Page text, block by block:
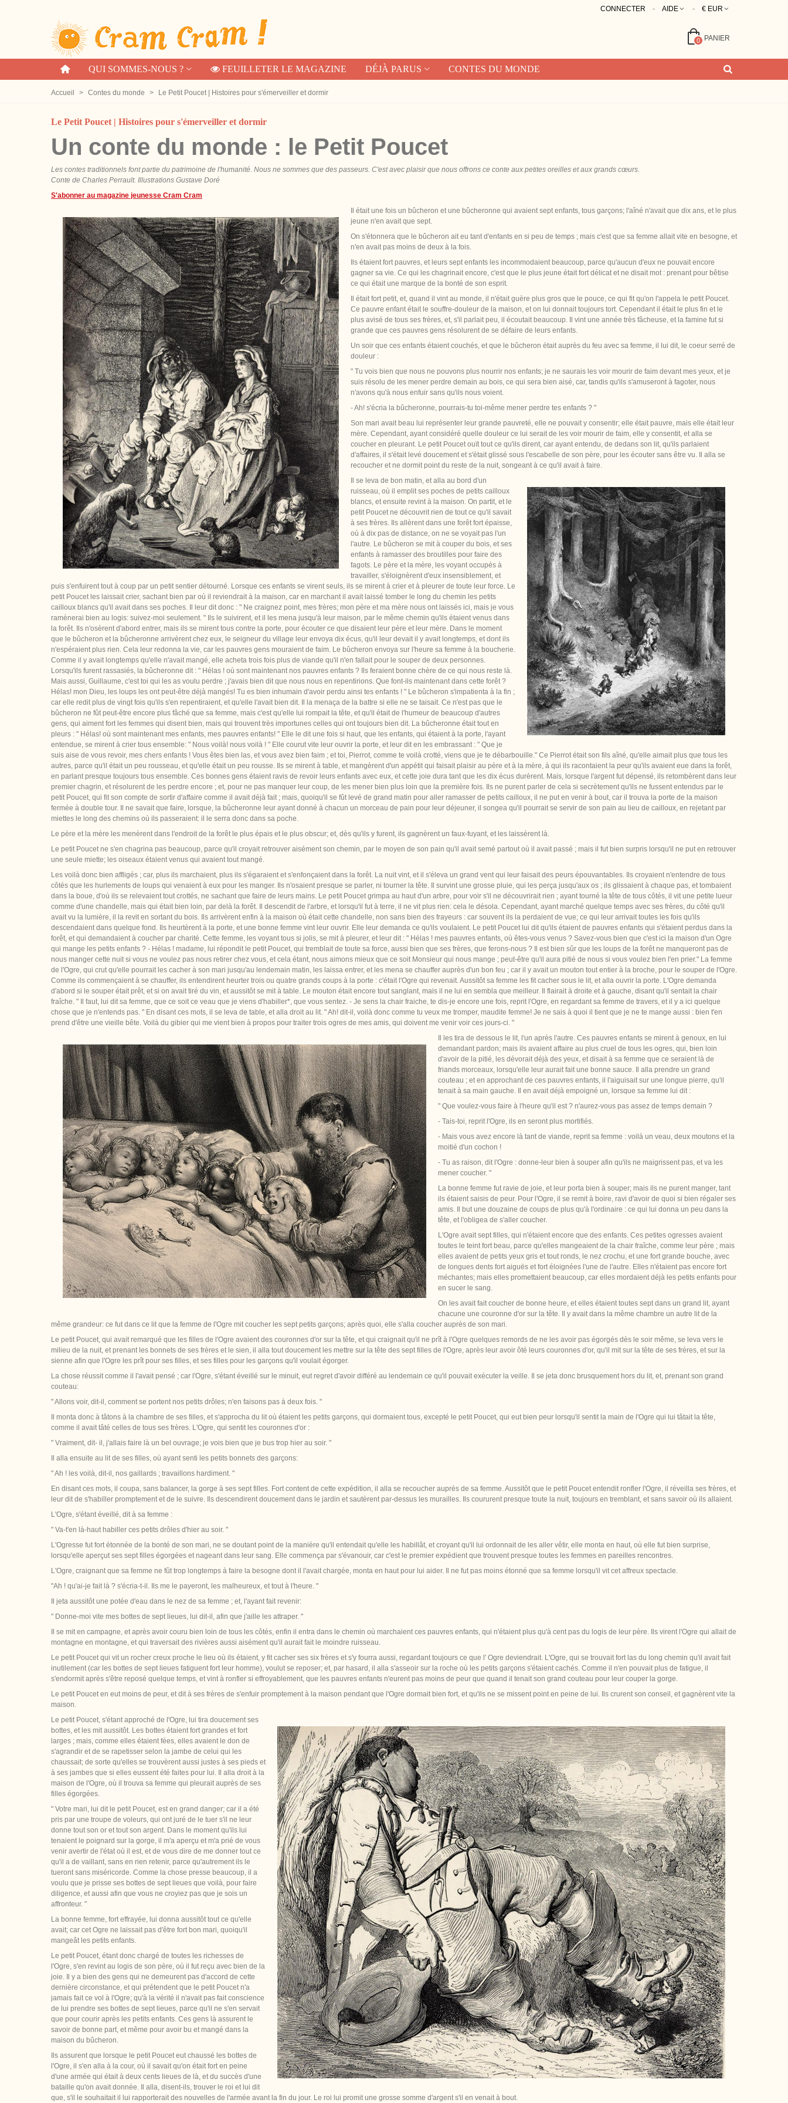
CONNECTER AIDE € EUR
0 PANIER
QUI SOMMES-NOUS ? FEUILLETER LE MAGAZINE DÉJÀ PARUS CONTES DU MONDE
Accueil > Contes du monde > Le Petit Poucet | Histoires pour s'émerveiller et dormir
Le Petit Poucet | Histoires pour s'émerveiller et dormir
Un conte du monde : le Petit Poucet
Les contes traditionnels font partie du patrimoine de l'humanité. Nous ne sommes que des passeurs. C'est avec plaisir que nous offrons ce conte aux petites oreilles et aux grands cœurs.
Conte de Charles Perrault. Illustrations Gustave Doré
S'abonner au magazine jeunesse Cram Cram
Il était une fois un bûcheron et une bûcheronne qui avaient sept enfants, tous garçons; l'aîné n'avait que dix ans, et le plus
jeune n'en avait que sept.
On s'étonnera que le bûcheron ait eu tant d'enfants en si peu de temps ; mais c'est que sa femme allait vite en besogne, et
n'en avait pas moins de deux à la fois.
Ils étaient fort pauvres, et leurs sept enfants les incommodaient beaucoup, parce qu'aucun d'eux ne pouvait encore
gagner sa vie. Ce qui les chagrinait encore, c'est que le plus jeune était fort délicat et ne disait mot : prenant pour bêtise
ce qui était une marque de la bonté de son esprit.
Il était fort petit, et, quand il vint au monde, il n'était guère plus gros que le pouce, ce qui fit qu'on l'appela le petit Poucet.
Ce pauvre enfant était le souffre-douleur de la maison, et on lui donnait toujours tort. Cependant il était le plus fin et le
plus avisé de tous ses frères, et, s'il parlait peu, il écoutait beaucoup. Il vint une année très fâcheuse, et la famine fut si
grande que ces pauvres gens résolurent de se défaire de leurs enfants.
Un soir que ces enfants étaient couchés, et que le bûcheron était auprès du feu avec sa femme, il lui dit, le coeur serré de
douleur :
" Tu vois bien que nous ne pouvons plus nourrir nos enfants; je ne saurais les voir mourir de faim devant mes yeux, et je
suis résolu de les mener perdre demain au bois, ce qui sera bien aisé, car, tandis qu'ils s'amuseront à fagoter, nous
n'avons qu'à nous enfuir sans qu'ils nous voient.
- Ah! s'écria la bûcheronne, pourrais-tu toi-même mener perdre tes enfants ? "
Son mari avait beau lui représenter leur grande pauvreté, elle ne pouvait y consentir; elle était pauvre, mais elle était leur
mère. Cependant, ayant considéré quelle douleur ce lui serait de les voir mourir de faim, elle y consentit, et alla se
coucher en pleurant. Le petit Poucet ouït tout ce qu'ils dirent, car ayant entendu, de dedans son lit, qu'ils parlaient
d'affaires, il s'était levé doucement et s'était glissé sous l'escabelle de son père, pour les écouter sans être vu. Il alla se
recoucher et ne dormit point du reste de la nuit, songeant à ce qu'il avait à faire.
Il se leva de bon matin, et alla au bord d'un
ruisseau, où il emplit ses poches de petits cailloux
blancs, et ensuite revint à la maison. On partit, et le
petit Poucet ne découvrit rien de tout ce qu'il savait
à ses frères. Ils allèrent dans une forêt fort épaisse,
où à dix pas de distance, on ne se voyait pas l'un
l'autre. Le bûcheron se mit à couper du bois, et ses
enfants à ramasser des broutilles pour faire des
fagots. Le père et la mère, les voyant occupés à
travailler, s'éloignèrent d'eux insensiblement, et
puis s'enfuirent tout à coup par un petit sentier détourné. Lorsque ces enfants se virent seuls, ils se mirent à crier et à pleurer de toute leur force. Le
petit Poucet les laissait crier, sachant bien par où il reviendrait à la maison, car en marchant il avait laissé tomber le long du chemin les petits
cailloux blancs qu'il avait dans ses poches. Il leur dit donc : " Ne craignez point, mes frères; mon père et ma mère nous ont laissés ici, mais je vous
ramènerai bien au logis: suivez-moi seulement. " Ils le suivirent, et il les mena jusqu'à leur maison, par le même chemin qu'ils étaient venus dans
la forêt. Ils n'osèrent d'abord entrer, mais ils se mirent tous contre la porte, pour écouter ce que disaient leur père et leur mère. Dans le moment
que le bûcheron et la bûcheronne arrivèrent chez eux, le seigneur du village leur envoya dix écus, qu'il leur devait il y avait longtemps, et dont ils
n'espéraient plus rien. Cela leur redonna la vie, car les pauvres gens mouraient de faim. Le bûcheron envoya sur l'heure sa femme à la boucherie.
Comme il y avait longtemps qu'elle n'avait mangé, elle acheta trois fois plus de viande qu'il n'en fallait pour le souper de deux personnes.
Lorsqu'ils furent rassasiés, la bûcheronne dit : " Hélas ! où sont maintenant nos pauvres enfants ? Ils feraient bonne chère de ce qui nous reste là.
Mais aussi, Guillaume, c'est toi qui les as voulu perdre ; j'avais bien dit que nous nous en repentirions. Que font-ils maintenant dans cette forêt ?
Hélas! mon Dieu, les loups les ont peut-être déjà mangés! Tu es bien inhumain d'avoir perdu ainsi tes enfants ! " Le bûcheron s'impatienta à la fin ;
car elle redit plus de vingt fois qu'ils s'en repentiraient, et qu'elle l'avait bien dit. Il la menaça de la battre si elle ne se taisait. Ce n'est pas que le
bûcheron ne fût peut-être encore plus fâché que sa femme, mais c'est qu'elle lui rompait la tête, et qu'il était de l'humeur de beaucoup d'autres
gens, qui aiment fort les femmes qui disent bien, mais qui trouvent très importunes celles qui ont toujours bien dit. La bûcheronne était tout en
pleurs : " Hélas! où sont maintenant mes enfants, mes pauvres enfants! " Elle le dit une fois si haut, que les enfants, qui étaient à la porte, l'ayant
entendue, se mirent à crier tous ensemble: " Nous voilà! nous voilà ! " Elle courut vite leur ouvrir la porte, et leur dit en les embrassant : " Que je
suis aise de vous revoir, mes chers enfants ! Vous êtes bien las, et vous avez bien faim ; et toi, Pierrot, comme te voilà crotté, viens que je te débarbouille." Ce Pierrot était son fils aîné, qu'elle aimait plus que tous les
autres, parce qu'il était un peu rousseau, et qu'elle était un peu rousse. Ils se mirent à table, et mangèrent d'un appétit qui faisait plaisir au père et à la mère, à qui ils racontaient la peur qu'ils avaient eue dans la forêt,
en parlant presque toujours tous ensemble. Ces bonnes gens étaient ravis de revoir leurs enfants avec eux, et cette joie dura tant que les dix écus durèrent. Mais, lorsque l'argent fut dépensé, ils retombèrent dans leur
premier chagrin, et résolurent de les perdre encore ; et, pour ne pas manquer leur coup, de les mener bien plus loin que la première fois. Ils ne purent parler de cela si secrètement qu'ils ne fussent entendus par le
petit Poucet, qui fit son compte de sortir d'affaire comme il avait déjà fait ; mais, quoiqu'il se fût levé de grand matin pour aller ramasser de petits cailloux, il ne put en venir à bout, car il trouva la porte de la maison
fermée à double tour. Il ne savait que faire, lorsque, la bûcheronne leur ayant donné à chacun un morceau de pain pour leur déjeuner, il songea qu'il pourrait se servir de son pain au lieu de cailloux, en rejetant par
miettes le long des chemins où ils passeraient: il le serra donc dans sa poche.
Le père et la mère les menèrent dans l'endroit de la forêt le plus épais et le plus obscur; et, dès qu'ils y furent, ils gagnèrent un faux-fuyant, et les laissèrent là.
Le petit Poucet ne s'en chagrina pas beaucoup, parce qu'il croyait retrouver aisément son chemin, par le moyen de son pain qu'il avait semé partout où il avait passé ; mais il fut bien surpris lorsqu'il ne put en retrouver
une seule miette; les oiseaux étaient venus qui avaient tout mangé.
Les voilà donc bien affligés ; car, plus ils marchaient, plus ils s'égaraient et s'enfonçaient dans la forêt. La nuit vint, et il s'éleva un grand vent qui leur faisait des peurs épouvantables. Ils croyaient n'entendre de tous
côtés que les hurlements de loups qui venaient à eux pour les manger. Ils n'osaient presque se parler, ni tourner la tête. Il survint une grosse pluie, qui les perça jusqu'aux os ; ils glissaient à chaque pas, et tombaient
dans la boue, d'où ils se relevaient tout crottés, ne sachant que faire de leurs mains. Le petit Poucet grimpa au haut d'un arbre, pour voir s'il ne découvrirait rien ; ayant tourné la tête de tous côtés, il vit une petite lueur
comme d'une chandelle, mais qui était bien loin, par delà la forêt. Il descendit de l'arbre, et lorsqu'il fut à terre, il ne vit plus rien: cela le désola. Cependant, ayant marché quelque temps avec ses frères, du côté qu'il
avait vu la lumière, il la revit en sortant du bois. Ils arrivèrent enfin à la maison où était cette chandelle, non sans bien des frayeurs : car souvent ils la perdaient de vue; ce qui leur arrivait toutes les fois qu'ils
descendaient dans quelque fond. Ils heurtèrent à la porte, et une bonne femme vint leur ouvrir. Elle leur demanda ce qu'ils voulaient. Le petit Poucet lui dit qu'ils étaient de pauvres enfants qui s'étaient perdus dans la
forêt, et qui demandaient à coucher par charité. Cette femme, les voyant tous si jolis, se mit à pleurer, et leur dit : " Hélas ! mes pauvres enfants, où êtes-vous venus ? Savez-vous bien que c'est ici la maison d'un Ogre
qui mange les petits enfants ? - Hélas ! madame, lui répondit le petit Poucet, qui tremblait de toute sa force, aussi bien que ses frères, que ferons-nous ? Il est bien sûr que les loups de la forêt ne manqueront pas de
nous manger cette nuit si vous ne voulez pas nous retirer chez vous, et cela étant, nous aimons mieux que ce soit Monsieur qui nous mange ; peut-être qu'il aura pitié de nous si vous voulez bien l'en prier." La femme
de l'Ogre, qui crut qu'elle pourrait les cacher à son mari jusqu'au lendemain matin, les laissa entrer, et les mena se chauffer auprès d'un bon feu ; car il y avait un mouton tout entier à la broche, pour le souper de l'Ogre.
Comme ils commençaient à se chauffer, ils entendirent heurter trois ou quatre grands coups à la porte : c'était l'Ogre qui revenait. Aussitôt sa femme les fit cacher sous le lit, et alla ouvrir la porte. L'Ogre demanda
d'abord si le souper était prêt, et si on avait tiré du vin, et aussitôt se mit à table. Le mouton était encore tout sanglant, mais il ne lui en sembla que meilleur. Il flairait à droite et à gauche, disant qu'il sentait la chair
fraîche. " Il faut, lui dit sa femme, que ce soit ce veau que je viens d'habiller*, que vous sentez. - Je sens la chair fraiche, te dis-je encore une fois, reprit l'Ogre, en regardant sa femme de travers, et il y a ici quelque
chose que je n'entends pas. " En disant ces mots, il se leva de table, et alla droit au lit. " Ah! dit-il, voilà donc comme tu veux me tromper, maudite femme! Je ne sais à quoi il tient que je ne te mange aussi : bien t'en
prend d'être une vieille bête. Voilà du gibier qui me vient bien à propos pour traiter trois ogres de mes amis, qui doivent me venir voir ces jours-ci. "
Il les tira de dessous le lit, l'un après l'autre. Ces pauvres enfants se mirent à genoux, en lui
demandant pardon; mais ils avaient affaire au plus cruel de tous les ogres, qui, bien loin
d'avoir de la pitié, les dévorait déjà des yeux, et disait à sa femme que ce seraient là de
friands morceaux, lorsqu'elle leur aurait fait une bonne sauce. Il alla prendre un grand
couteau ; et en approchant de ces pauvres enfants, il l'aiguisait sur une longue pierre, qu'il
tenait à sa main gauche. Il en avait déjà empoigné un, lorsque sa femme lui dit :
" Que voulez-vous faire à l'heure qu'il est ? n'aurez-vous pas assez de temps demain ?
- Tais-toi, reprit l'Ogre, ils en seront plus mortifiés.
- Mais vous avez encore là tant de viande, reprit sa femme : voilà un veau, deux moutons et la
moitié d'un cochon !
- Tu as raison, dit l'Ogre : donne-leur bien à souper afin qu'ils ne maigrissent pas, et va les
mener coucher. "
La bonne femme fut ravie de joie, et leur porta bien à souper; mais ils ne purent manger, tant
ils étaient saisis de peur. Pour l'Ogre, il se remit à boire, ravi d'avoir de quoi si bien régaler ses
amis. Il but une douzaine de coups de plus qu'à l'ordinaire : ce qui lui donna un peu dans la
tête, et l'obligea de s'aller coucher.
L'Ogre avait sept filles, qui n'étaient encore que des enfants. Ces petites ogresses avaient
toutes le teint fort beau, parce qu'elles mangeaient de la chair fraîche, comme leur père ; mais
elles avaient de petits yeux gris et tout ronds, le nez crochu, et une fort grande bouche, avec
de longues dents fort aiguës et fort éloignées l'une de l'autre. Elles n'étaient pas encore fort
méchantes; mais elles promettaient beaucoup, car elles mordaient déjà les petits enfants pour
en sucer le sang.
On les avait fait coucher de bonne heure, et elles étaient toutes sept dans un grand lit, ayant
chacune une couronne d'or sur la tête. Il y avait dans la même chambre un autre lit de la
même grandeur: ce fut dans ce lit que la femme de l'Ogre mit coucher les sept petits garçons; après quoi, elle s'alla coucher auprès de son mari.
Le petit Poucet, qui avait remarqué que les filles de l'Ogre avaient des couronnes d'or sur la tête, et qui craignait qu'il ne prît à l'Ogre quelques remords de ne les avoir pas égorgés dès le soir même, se leva vers le
milieu de la nuit, et prenant les bonnets de ses frères et le sien, il alla tout doucement les mettre sur la tête des sept filles de l'Ogre, après leur avoir ôté leurs couronnes d'or, qu'il mit sur la tête de ses frères, et sur la
sienne afin que l'Ogre les prît pour ses filles, et ses filles pour les garçons qu'il voulait égorger.
La chose réussit comme il l'avait pensé ; car l'Ogre, s'étant éveillé sur le minuit, eut regret d'avoir différé au lendemain ce qu'il pouvait exécuter la veille. Il se jeta donc brusquement hors du lit, et, prenant son grand
couteau:
" Allons voir, dit-il, comment se portent nos petits drôles; n'en faisons pas à deux fois. "
Il monta donc à tâtons à la chambre de ses filles, et s'approcha du lit où étaient les petits garçons, qui dormaient tous, excepté le petit Poucet, qui eut bien peur lorsqu'il sentit la main de l'Ogre qui lui tâtait la tête,
comme il avait tâté celles de tous ses frères. L'Ogre, qui sentit les couronnes d'or :
" Vraiment, dit- il, j'allais faire là un bel ouvrage; je vois bien que je bus trop hier au soir. "
Il alla ensuite au lit de ses filles, où ayant senti les petits bonnets des garçons:
" Ah ! les voilà, dit-il, nos gaillards ; travaillons hardiment. "
En disant ces mots, il coupa, sans balancer, la gorge à ses sept filles. Fort content de cette expédition, il alla se recoucher auprès de sa femme. Aussitôt que le petit Poucet entendit ronfler l'Ogre, il réveilla ses frères, et
leur dit de s'habiller promptement et de le suivre. Ils descendirent doucement dans le jardin et sautèrent par-dessus les murailles. Ils coururent presque toute la nuit, toujours en tremblant, et sans savoir où ils allaient.
L'Ogre, s'étant éveillé, dit à sa femme :
" Va-t'en là-haut habiller ces petits drôles d'hier au soir. "
L'Ogresse fut fort étonnée de la bonté de son mari, ne se doutant point de la manière qu'il entendait qu'elle les habillât, et croyant qu'il lui ordonnait de les aller vêtir, elle monta en haut, où elle fut bien surprise,
lorsqu'elle aperçut ses sept filles égorgées et nageant dans leur sang. Elle commença par s'évanouir, car c'est le premier expédient que trouvent presque toutes les femmes en pareilles rencontres.
L'Ogre, craignant que sa femme ne fût trop longtemps à faire la besogne dont il l'avait chargée, monta en haut pour lui aider. Il ne fut pas moins étonné que sa femme lorsqu'il vit cet affreux spectacle.
"Ah ! qu'ai-je fait là ? s'écria-t-il. Ils me le payeront, les malheureux, et tout à l'heure. "
Il jeta aussitôt une potée d'eau dans le nez de sa femme ; et, l'ayant fait revenir:
" Donne-moi vite mes bottes de sept lieues, lui dit-il, afin que j'aille les attraper. "
Il se mit en campagne, et après avoir couru bien loin de tous les côtés, enfin il entra dans le chemin où marchaient ces pauvres enfants, qui n'étaient plus qu'à cent pas du logis de leur père. Ils virent l'Ogre qui allait de
montagne en montagne, et qui traversait des rivières aussi aisément qu'il aurait fait le moindre ruisseau.
Le petit Poucet qui vit un rocher creux proche le lieu où ils étaient, y fit cacher ses six frères et s'y fourra aussi, regardant toujours ce que l' Ogre deviendrait. L'Ogre, qui se trouvait fort las du long chemin qu'il avait fait
inutilement (car les bottes de sept lieues fatiguent fort leur homme), voulut se reposer; et, par hasard, il alla s'asseoir sur la roche où les petits garçons s'étaient cachés. Comme il n'en pouvait plus de fatigue, il
s'endormit après s'être reposé quelque temps, et vint à ronfler si effroyablement, que les pauvres enfants n'eurent pas moins de peur que quand il tenait son grand couteau pour leur couper la gorge.
Le petit Poucet en eut moins de peur, et dit à ses frères de s'enfuir promptement à la maison pendant que l'Ogre dormait bien fort, et qu'ils ne se missent point en peine de lui. Ils crurent son conseil, et gagnèrent vite la
maison.
Le petit Poucet, s'étant approché de l'Ogre, lui tira doucement ses
bottes, et les mit aussitôt. Les bottes étaient fort grandes et fort
larges ; mais, comme elles étaient fées, elles avaient le don de
s'agrandir et de se rapetisser selon la jambe de celui qui les
chaussait; de sorte qu'elles se trouvèrent aussi justes à ses pieds et
à ses jambes que si elles eussent été faites pour lui. Il alla droit à la
maison de l'Ogre, où il trouva sa femme qui pleurait auprès de ses
filles égorgées.
" Votre mari, lui dit le petit Poucet, est en grand danger; car il a été
pris par une troupe de voleurs, qui ont juré de le tuer s'il ne leur
donne tout son or et tout son argent. Dans le moment qu'ils lui
tenaient le poignard sur la gorge, il m'a aperçu et m'a prié de vous
venir avertir de l'état où il est, et de vous dire de me donner tout ce
qu'il a de vaillant, sans en rien retenir, parce qu'autrement ils le
tueront sans miséricorde. Comme la chose presse beaucoup, il a
voulu que je prisse ses bottes de sept lieues que voilà, pour faire
diligence, et aussi afin que vous ne croyiez pas que je sois un
affronteur. "
La bonne femme, fort effrayée, lui donna aussitôt tout ce qu'elle
avait; car cet Ogre ne laissait pas d'être fort bon mari, quoiqu'il
mangeât les petits enfants.
Le petit Poucet, étant donc chargé de toutes les richesses de
l'Ogre, s'en revint au logis de son père, où il fut reçu avec bien de la
joie. Il y a bien des gens qui ne demeurent pas d'accord de cette
dernière circonstance, et qui prétendent que le petit Poucet n'a
jamais fait ce vol à l'Ogre; qu'à la vérité il n'avait pas fait conscience
de lui prendre ses bottes de sept lieues, parce qu'il ne s'en servait
que pour courir après les petits enfants. Ces gens là assurent le
savoir de bonne part, et même pour avoir bu et mangé dans la
maison du bûcheron.
Ils assurent que lorsque le petit Poucet eut chaussé les bottes de
l'Ogre, il s'en alla à la cour, où il savait qu'on était fort en peine
d'une armée qui était à deux cents lieues de là, et du succès d'une
bataille qu'on avait donnée. Il alla, disent-ils, trouver le roi et lui dit
que, s'il le souhaitait il lui rapporterait des nouvelles de l'armée avant la fin du jour. Le roi lui promit une grosse somme d'argent s'il en venait à bout.